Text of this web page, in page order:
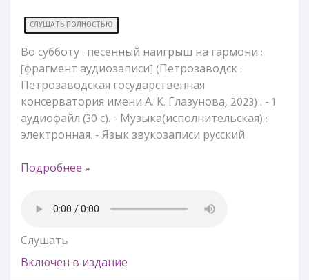
СЛУШАТЬ ПОЛНОСТЬЮ
Во субботу : песенный наигрыш на гармони :
[фрагмент аудиозаписи] (Петрозаводск :
Петрозаводская государственная
консерватория имени А. К. Глазунова, 2023) . - 1
аудиофайл (30 с). - Музыка(исполнительская) :
электронная. - Язык звукозаписи русский
Подробнее »
Слушать
Включен в издание